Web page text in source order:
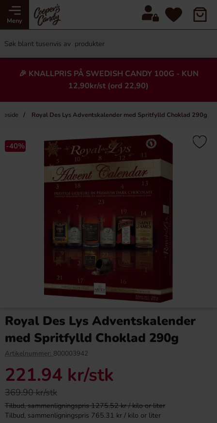
Meny
🎉 KNALLPRIS PÅ SWEDISH CANDY 100G - KUN
12,90kr/st (ord 22,90)
Royal Des Lys Adventskalender med Spritfylld Choklad 290g
Heading
×
89.90 kr
Köp
-40%
Royal Des Lys Adventskalender
med Spritfylld Choklad 290g
Artikelnummer: 800003942
221.94 kr/stk
369.90 kr/stk
Tilbud, sammenligningspris 1275.52 kr / kilo or liter
Tilbud, sammenligningspris 765.31 kr / kilo or liter